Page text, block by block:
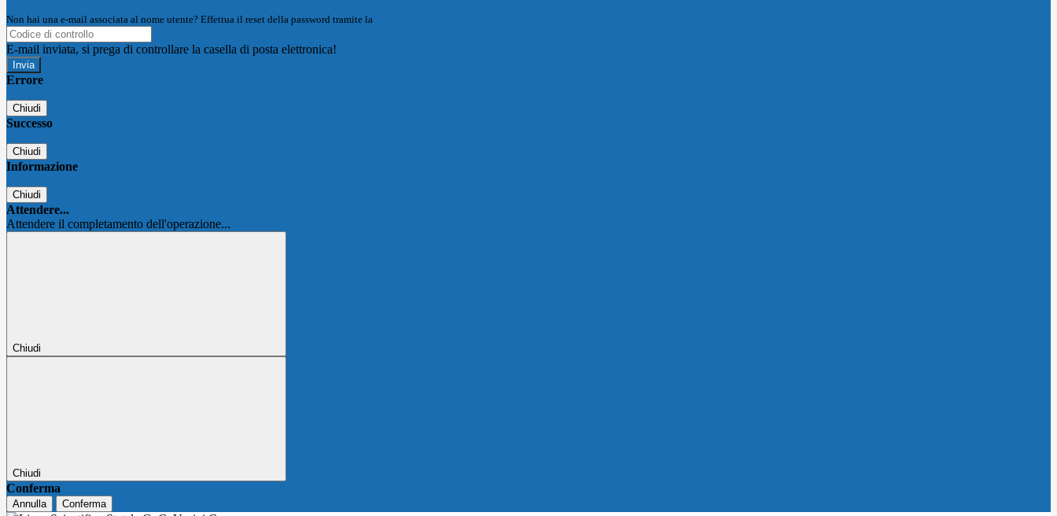
Non hai una e-mail associata al nome utente? Effettua il reset della password tramite la
E-mail inviata, si prega di controllare la casella di posta elettronica!
Errore
Chiudi
Successo
Chiudi
Informazione
Chiudi
Attendere...
Attendere il completamento dell'operazione...
Chiudi
Chiudi
Conferma
Annulla Conferma